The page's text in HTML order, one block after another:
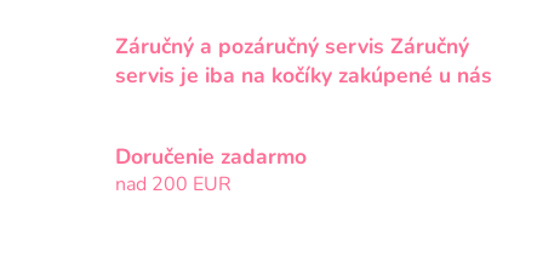
c
i
e
v
i
e
Záručný a pozáručný servis Záručný
servis je iba na kočíky zakúpené u nás
Doručenie zadarmo
nad 200 EUR